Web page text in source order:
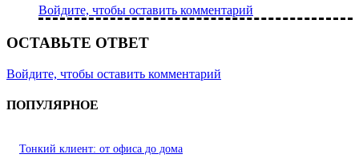
Войдите, чтобы оставить комментарий
ОСТАВЬТЕ ОТВЕТ
Войдите, чтобы оставить комментарий
ПОПУЛЯРНОЕ
Тонкий клиент: от офиса до дома